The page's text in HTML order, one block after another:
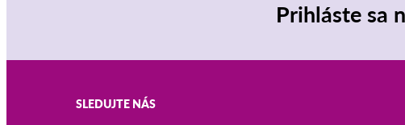
Prihláste sa
SLEDUJTE NÁS